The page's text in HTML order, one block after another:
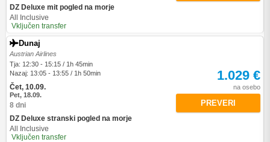
DZ Deluxe mit pogled na morje
All Inclusive
Vključen transfer
Dunaj
Austrian Airlines
Tja: 12:30 - 15:15 / 1h 45min
Nazaj: 13:05 - 13:55 / 1h 50min
Čet, 10.09.
Pet, 18.09.
8 dni
DZ Deluxe stranski pogled na morje
All Inclusive
Vključen transfer
1.029 €
na osebo
PREVERI